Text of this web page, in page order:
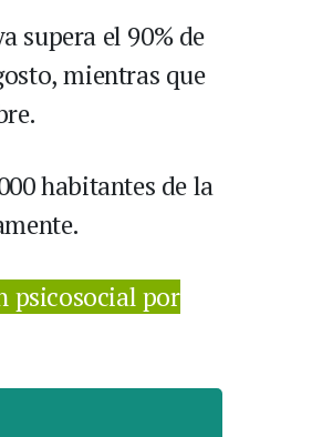
supera el 90% de
mientras que
habitantes de la
psicosocial por